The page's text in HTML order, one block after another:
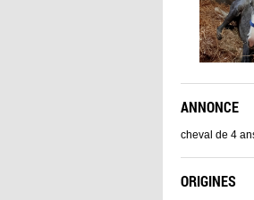
ANNONCE
cheval de 4
ORIGINES